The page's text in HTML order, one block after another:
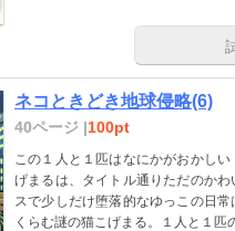
ネコときどき地球侵略(6)
40ページ |100pt
この１人と１匹はなにかがおかし
げまるは、タイトル通りただのか
スで少しだけ堕落的なゆっこの日
くらむ謎の猫こげまる。１人と１匹